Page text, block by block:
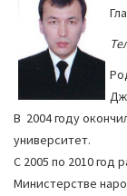
В 2004 году
университет.
С 2005 по 2010 год
Министерстве